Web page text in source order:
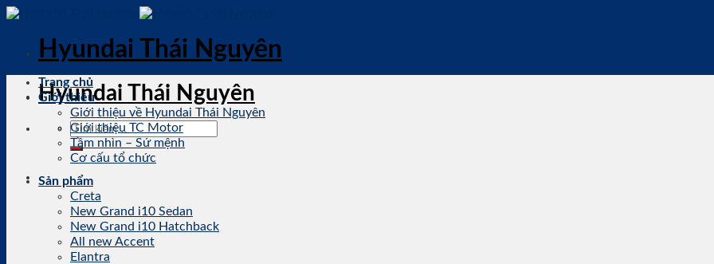
Skip
Hyundai Thái Nguyên
Hyundai Thái Nguyên
Trang chủ
Giới thiệu
Giới thiệu về Hyundai Thái Nguyên
Giới thiệu TC Motor
Tầm nhìn – Sứ mệnh
Cơ cấu tổ chức
Sản phẩm
Creta
New Grand i10 Sedan
New Grand i10 Hatchback
All new Accent
Elantra